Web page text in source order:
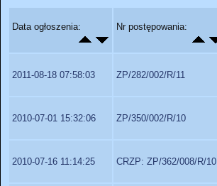
Data ogłoszenia: Nr postępowania:
2011-08-18 07:58:03 ZP/282/002/R/11
2010-07-01 15:32:06 ZP/350/002/R/10
2010-07-16 11:14:25 CRZP: ZP/362/008/R/10